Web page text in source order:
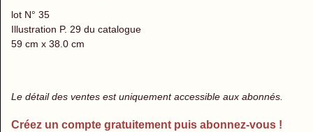
lot N° 35
Illustration P. 29 du catalogue
59 cm x 38.0 cm
Le détail des ventes est uniquement accessible aux abonnés.
Créez un compte gratuitement puis abonnez-vous !